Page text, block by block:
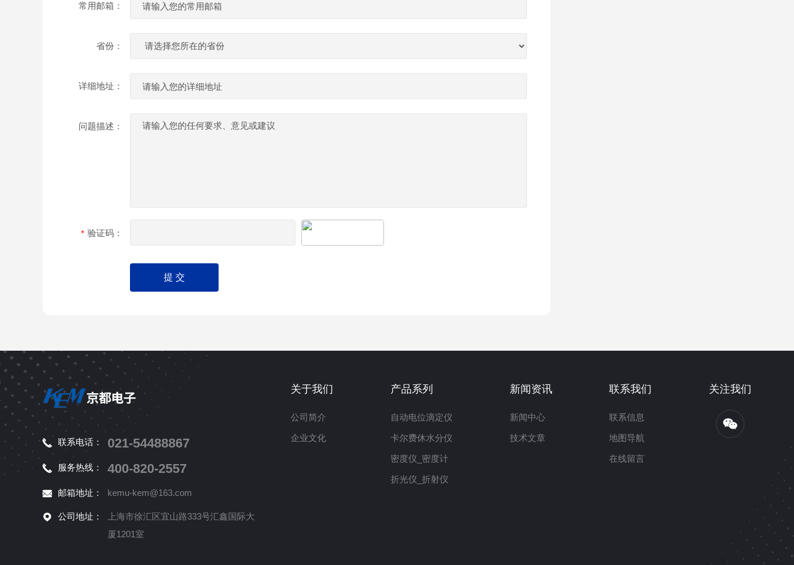
常用邮箱：
省份：
详细地址：
问题描述：
验证码：
联系电话： 021-54488867
服务热线： 400-820-2557
邮箱地址： kemu-kem@163.com
公司地址：
上海市徐汇区宜山路333号汇鑫国际大
厦1201室
关于我们
公司简介
企业文化
产品系列
自动电位滴定仪
卡尔费休水分仪
密度仪_密度计
折光仪_折射仪
新闻资讯
新闻中心
技术文章
联系我们
联系信息
地图导航
在线留言
关注我们